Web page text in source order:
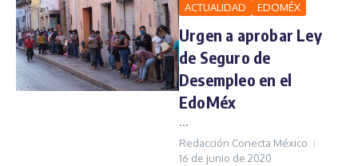
ACTUALIDAD EDOMÉX
Urgen a aprobar Ley
de Seguro de
Desempleo en el
EdoMéx
...
Redacción Conecta México
16 de junio de 2020